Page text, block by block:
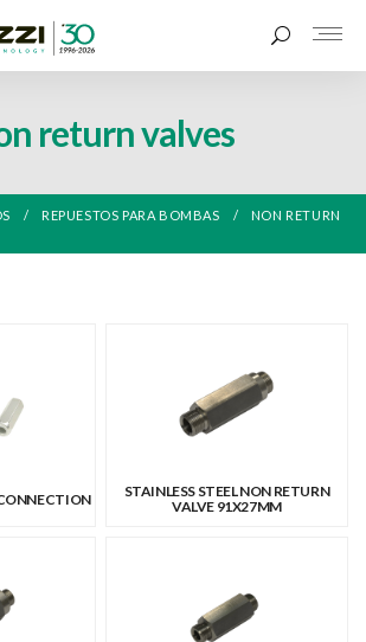
return valves
REPUESTOS PARA BOMBAS
NON RETURN
STAINLESS STEEL NON RETURN
VALVE 91X27MM